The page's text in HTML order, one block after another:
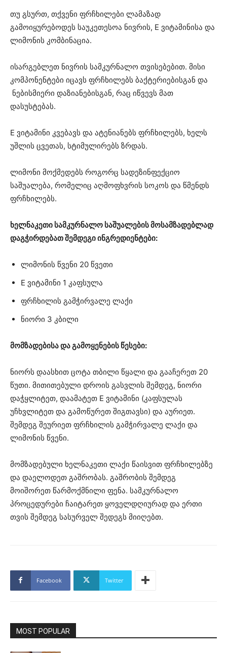
თუ გსურთ, თქვენი ფრჩხილები ლამაზად
გამოიყურებოდეს საუკეთესოა ნივრის, E ვიტამინისა და
ლიმონის კომბინაცია.
ისარგებლეთ ნივრის სამკურნალო თვისებებით. მისი
კომპონენტები იცავს ფრჩხილებს ბაქტერიებისგან და
ნებისმიერი დაზიანებისგან, რაც იწვევს მათ
დასუსტებას.
E ვიტამინი კვებავს და ატენიანებს ფრჩხილებს, ხელს
უშლის ცვეთას, სტიმულირებს ზრდას.
ლიმონი მოქმედებს როგორც სადეზინფექციო
საშუალება, რომელიც აღმოფხვრის სოკოს და წმენდს
ფრჩხილებს.
ხელნაკეთი სამკურნალო საშუალების მოსამზადებლად
დაგჭირდებათ შემდეგი ინგრედიენტები:
ლიმონის წვენი 20 წვეთი
E ვიტამინი 1 კაფსულა
ფრჩხილის გამჭირვალე ლაქი
ნიორი 3 კბილი
მომზადებისა და გამოყენების წესები:
ნიორს დაასხით ცოტა თბილი წყალი და გააჩერეთ 20
წუთი. მითითებული დროის გასვლის შემდეგ, ნიორი
დაჭყლიტეთ, დაამატეთ E ვიტამინი (კაფსულას
უჩხვლიტეთ და გამოწურეთ შიგთავსი) და აურიეთ.
შემდეგ შეურიეთ ფრჩხილის გამჭირვალე ლაქი და
ლიმონის წვენი.
მომზადებული ხელნაკეთი ლაქი წაისვით ფრჩხილებზე
და დაელოდეთ გაშრობას. გაშრობის შემდეგ
მოიშორეთ წარმოქმნილი ფენა. სამკურნალო
პროცედურები ჩაიტარეთ ყოველდღიურად და ერთი
თვის შემდეგ სასურველ შედეგს მიიღებთ.
Facebook Twitter
MOST POPULAR